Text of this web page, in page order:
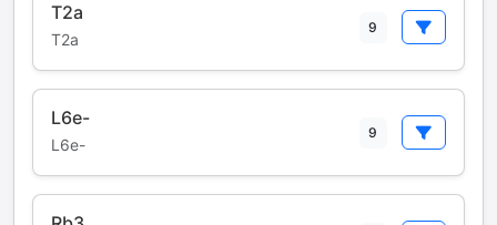
T2a
T2a
9
L6e-
L6e-
9